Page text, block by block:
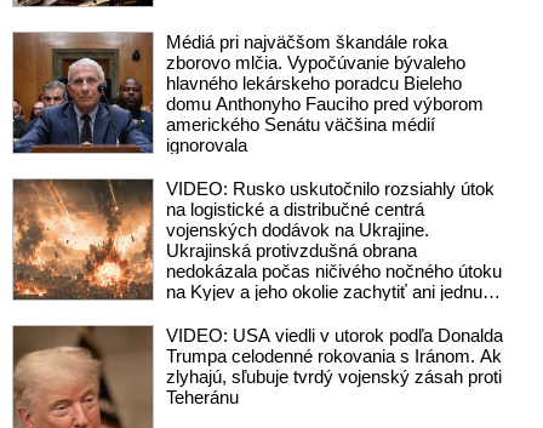
Médiá pri najväčšom škandále roka
zborovo mlčia. Vypočúvanie bývaleho
hlavného lekárskeho poradcu Bieleho
domu Anthonyho Fauciho pred výborom
amerického Senátu väčšina médií
ignorovala
VIDEO: Rusko uskutočnilo rozsiahly útok
na logistické a distribučné centrá
vojenských dodávok na Ukrajine.
Ukrajinská protivzdušná obrana
nedokázala počas ničivého nočného útoku
na Kyjev a jeho okolie zachytiť ani jednu
VIDEO: USA viedli v utorok podľa Donalda
Trumpa celodenné rokovania s Iránom. Ak
zlyhajú, sľubuje tvrdý vojenský zásah proti
Teheránu